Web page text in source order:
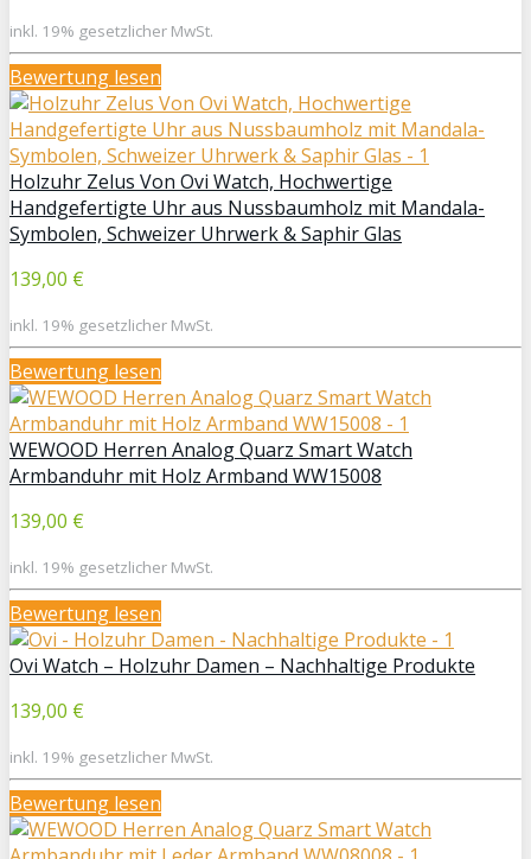
inkl. 19% gesetzlicher MwSt.
Bewertung lesen
Holzuhr Zelus Von Ovi Watch, Hochwertige
Handgefertigte Uhr aus Nussbaumholz mit Mandala-
Symbolen, Schweizer Uhrwerk & Saphir Glas
139,00 €
inkl. 19% gesetzlicher MwSt.
Bewertung lesen
WEWOOD Herren Analog Quarz Smart Watch
Armbanduhr mit Holz Armband WW15008
139,00 €
inkl. 19% gesetzlicher MwSt.
Bewertung lesen
Ovi Watch – Holzuhr Damen – Nachhaltige Produkte
139,00 €
inkl. 19% gesetzlicher MwSt.
Bewertung lesen